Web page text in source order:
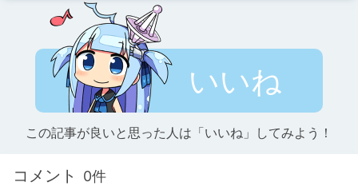
いいね
この記事が良いと思った人は「いいね」してみよう！
コメント 0件